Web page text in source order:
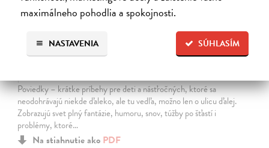
maximálneho pohodlia a spokojnosti.
SÚHLASÍM
NASTAVENIA
HU!
Poviedky – krátke príbehy pre deti a násťročných, ktoré sa
neodohrávajú niekde ďaleko, ale tu vedľa, možno len o ulicu ďalej.
Zobrazujú svet plný fantázie, humoru, snov, túžby po šťastí i
problémy, ktoré…
Na stiahnutie ako PDF